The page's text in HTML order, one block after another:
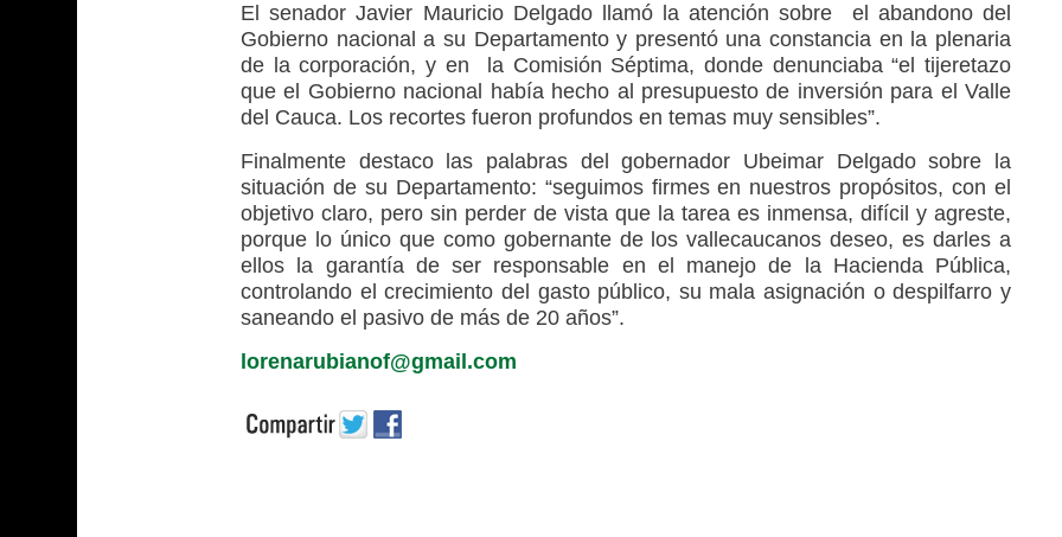
El senador Javier Mauricio Delgado llamó la atención sobre el abandono del
Gobierno nacional a su Departamento y presentó una constancia en la plenaria
de la corporación, y en la Comisión Séptima, donde denunciaba “el tijeretazo
que el Gobierno nacional había hecho al presupuesto de inversión para el Valle
del Cauca. Los recortes fueron profundos en temas muy sensibles”.
Finalmente destaco las palabras del gobernador Ubeimar Delgado sobre la
situación de su Departamento: “seguimos firmes en nuestros propósitos, con el
objetivo claro, pero sin perder de vista que la tarea es inmensa, difícil y agreste,
porque lo único que como gobernante de los vallecaucanos deseo, es darles a
ellos la garantía de ser responsable en el manejo de la Hacienda Pública,
controlando el crecimiento del gasto público, su mala asignación o despilfarro y
saneando el pasivo de más de 20 años”.
lorenarubianof@gmail.com